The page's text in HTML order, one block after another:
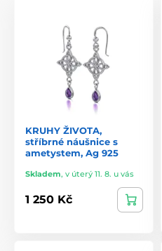
KRUHY ŽIVOTA,
stříbrné náušnice s
ametystem, Ag 925
Skladem, v úterý 11. 8. u vás
1 250 Kč